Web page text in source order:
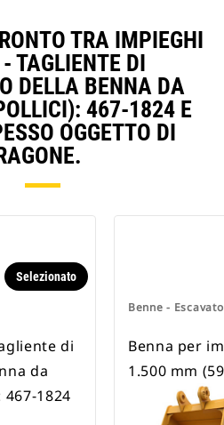
TRA IMPIEGHI
TAGLIENTE DI
DELLA BENNA DA
467-1824 E
OGGETTO DI
Selezionato
di
da
1824
Benne -
Benna per
1.500 mm